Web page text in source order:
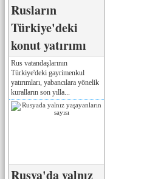
Rusların
Türkiye'deki
konut yatırımı
Rus vatandaşlarının
Türkiye'deki gayrimenkul
yatırımları, yabancılara yönelik
kuralların son yılla...
Rusya'da yalnız